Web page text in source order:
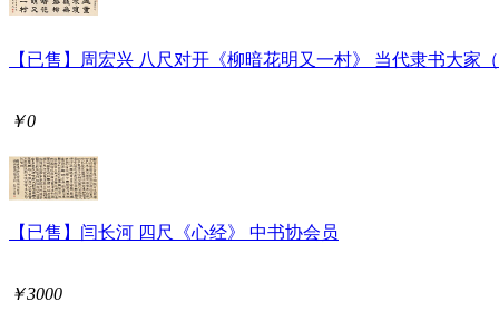
【已售】周宏兴 八尺对开《柳暗花明又一村》 当代隶书大家
￥0
【已售】闫长河 四尺《心经》 中书协会员
￥3000